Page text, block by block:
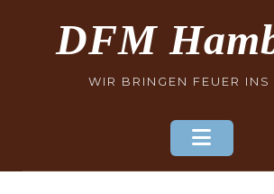
contentDFM
WIR BRINGEN FEUER INS